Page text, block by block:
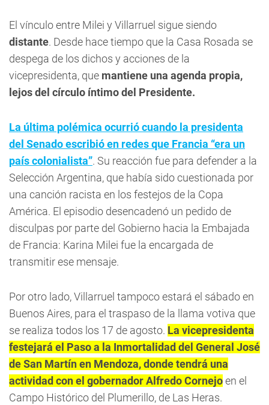
El vínculo entre Milei y Villarruel sigue siendo
distante. Desde hace tiempo que la Casa Rosada se
despega de los dichos y acciones de la
vicepresidenta, que mantiene una agenda propia,
lejos del círculo íntimo del Presidente.
La última polémica ocurrió cuando la presidenta
del Senado escribió en redes que Francia “era un
país colonialista”. Su reacción fue para defender a la
Selección Argentina, que había sido cuestionada por
una canción racista en los festejos de la Copa
América. El episodio desencadenó un pedido de
disculpas por parte del Gobierno hacia la Embajada
de Francia: Karina Milei fue la encargada de
transmitir ese mensaje.
Por otro lado, Villarruel tampoco estará el sábado en
Buenos Aires, para el traspaso de la llama votiva que
se realiza todos los 17 de agosto. La vicepresidenta
festejará el Paso a la Inmortalidad del General José
de San Martín en Mendoza, donde tendrá una
actividad con el gobernador Alfredo Cornejoen el
Campo Histórico del Plumerillo, de Las Heras.